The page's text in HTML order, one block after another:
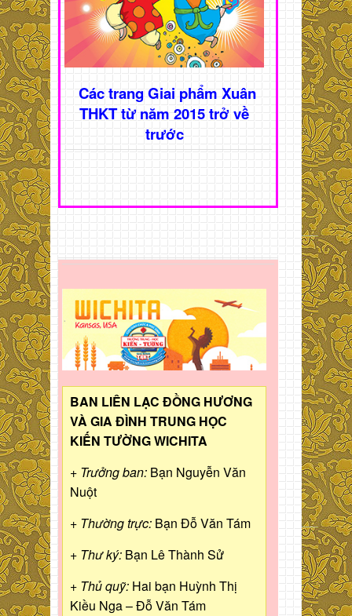
Các trang Giai phẩm Xuân
THKT từ năm 2015 trở về
trước
BAN LIÊN LẠC ĐỒNG HƯƠNG
VÀ GIA ĐÌNH TRUNG HỌC
KIẾN TƯỜNG WICHITA
+ Trưởng ban: Bạn Nguyễn Văn
Nuột
+ Thường trực: Bạn Đỗ Văn Tám
+ Thư ký: Bạn Lê Thành Sử
+ Thủ quỹ: Hai bạn Huỳnh Thị
Kiều Nga – Đỗ Văn Tám